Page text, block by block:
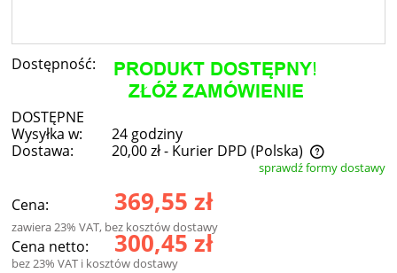
Dostępność:
DOSTĘPNE
Wysyłka w:
24 godziny
Dostawa:
20,00 zł- Kurier DPD (Polska)
Cena nie zawiera ewentualnych kosztów płatnościsprawdź formy dostawy
Cena: 369,55 zł
zawiera 23% VAT, bez kosztów dostawy
Cena netto: 300,45 zł
bez 23% VAT i kosztów dostawy